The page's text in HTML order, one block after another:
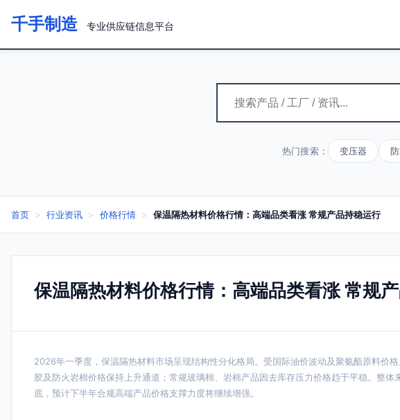
千手制造 专业供应链信息平台
热门搜索： 变压器
首页 > 行业资讯 > 价格行情 > 保温隔热材料价格行情：高端品类看涨 常规产品持稳运行
保温隔热材料价格行情：高端品类看涨 常规
2026年一季度，保温隔热材料市场呈现结构性分化格局。受国际油价波动及聚氨酯原料价
胶及防火岩棉价格保持上升通道；常规玻璃棉、岩棉产品因去库存压力价格趋于平稳。整
底，预计下半年合规高端产品价格支撑力度将继续增强。